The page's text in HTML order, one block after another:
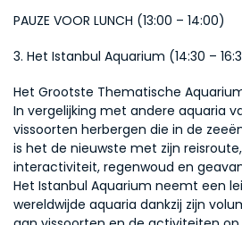
PAUZE VOOR LUNCH (13:00 – 14:00)
3. Het Istanbul Aquarium (14:30 –
Het Grootste Thematische
In vergelijking met andere aquaria
vissoorten herbergen die in de
is het de nieuwste met zijn
interactiviteit, regenwoud en
Het Istanbul Aquarium neemt een
wereldwijde aquaria dankzij zijn